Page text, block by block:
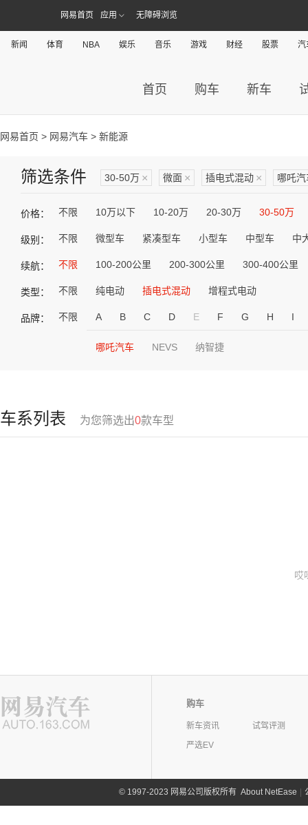
网易首页 应用 无障碍浏览
新闻 体育 NBA 娱乐 音乐 游戏 财经 股票 汽
首页 购车 新车
网易首页 > 网易汽车 > 新能源
筛选条件 30-50万 × 微面 × 插电式混动 × 哪吒汽
价格： 不限 10万以下 10-20万 20-30万 30-50万
级别： 不限 微型车 紧凑型车 小型车 中型车 中
续航： 不限 100-200公里 200-300公里 300-400公里
类型： 不限 纯电动 插电式混动 增程式电动
品牌： 不限 A B C D E F G H I
哪吒汽车 NEVS 纳智捷
车系列表 为您筛选出0款车型
哎
购车
新车资讯
试驾评测
严选EV
©1997-2023 网易公司版权所有 About NetEase